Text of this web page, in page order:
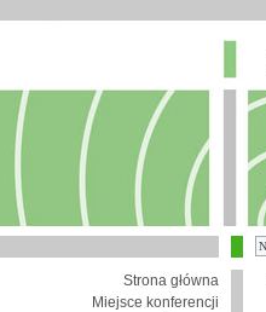
Strona główna
Miejsce konferencji